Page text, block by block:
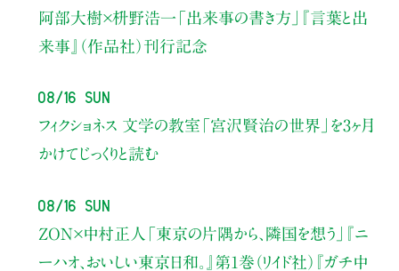
阿部大樹×枡野浩一 「出来事の書き方」
『言葉と出
来事』（作品社）刊行記念
08/16 Sun
フィクショネス 文学の教室 「宮沢賢治の世界」を3ヶ月
かけてじっくりと読む
08/16 Sun
ZON×中村正人 「東京の片隅から、隣国を想う」
『ニ
ーハオ、おいしい東京日和。』第1巻（リイド社） 『ガチ中